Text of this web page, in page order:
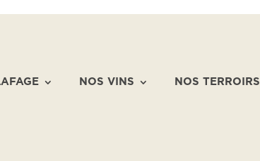
NOS VINS NOS TERROIRS